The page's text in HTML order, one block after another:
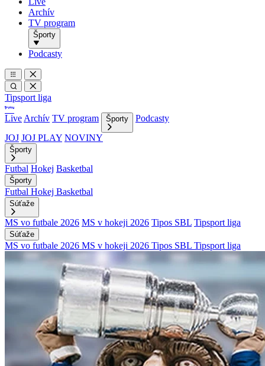
Archív
TV program
Športy
Podcasty
Tipsport liga
Live Archív TV program Športy
Podcasty
JOJ JOJ PLAY NOVINY
Športy
Futbal Hokej Basketbal
Športy
Futbal Hokej Basketbal
Súťaže
MS vo futbale 2026 MS v hokeji 2026 Tipos SBL Tipsport liga
Súťaže
MS vo futbale 2026 MS v hokeji 2026 Tipos SBL Tipsport liga